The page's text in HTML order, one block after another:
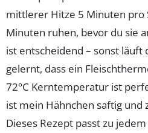
mittlerer Hitze 5 Minuten pro
Minuten ruhen, bevor du sie
ist entscheidend – sonst läuft
gelernt, dass ein
72°C Kerntemperatur ist
ist mein Hähnchen saftig und
Dieses Rezept passt zu